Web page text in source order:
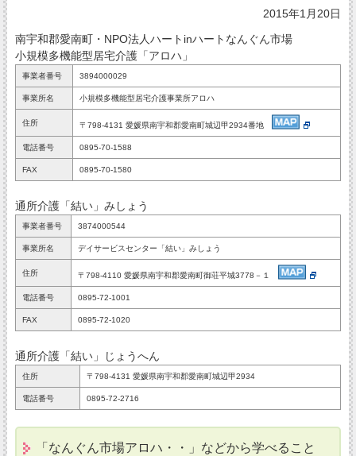
2015年1月20日
南宇和郡愛南町・NPO法人ハートinハートなんぐん市場
小規模多機能型居宅介護「アロハ」
事業者番号 3894000029
事業所名 小規模多機能型居宅介護事業所アロハ
住所 〒798-4131 愛媛県南宇和郡愛南町城辺甲2934番地
電話番号 0895-70-1588
FAX 0895-70-1580
通所介護「結い」みしょう
事業者番号 3874000544
事業所名 デイサービスセンター「結い」みしょう
住所 〒798-4110 愛媛県南宇和郡愛南町御荘平城3778－１
電話番号 0895-72-1001
FAX 0895-72-1020
通所介護「結い」じょうへん
住所 〒798-4131 愛媛県南宇和郡愛南町城辺甲2934
電話番号 0895-72-2716
「なんぐん市場アロハ・・」などから学べること